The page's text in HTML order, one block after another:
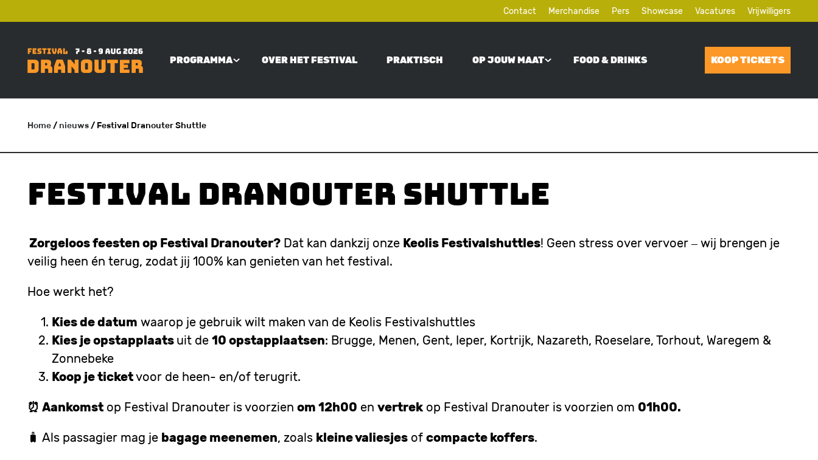
gaan
Contact Merchandise Pers Showcase Vacatures Vrijwilligers
PROGRAMMA OVER HET FESTIVAL PRAKTISCH OP JOUW MAAT FOOD & DRINKS KOOP TICKETS
KRUIMELPAD
Home/ nieuws/ Festival Dranouter Shuttle
Festival Dranouter Shuttle
Zorgeloos feesten op Festival Dranouter? Dat kan dankzij onze Keolis Festivalshuttles! Geen stress over vervoer – wij brengen je
veilig heen én terug, zodat jij 100% kan genieten van het festival.
Hoe werkt het?
Kies de datum waarop je gebruik wilt maken van de Keolis Festivalshuttles
Kies je opstapplaats uit de 10 opstapplaatsen: Brugge, Menen, Gent, Ieper, Kortrijk, Nazareth, Roeselare, Torhout, Waregem &
Zonnebeke
Koop je ticketvoor de heen- en/of terugrit.
⏰ Aankomst op Festival Dranouter is voorzien om 12h00 en vertrekop Festival Dranouter is voorzien om 01h00.
🧳 Als passagier mag je bagage meenemen, zoals kleine valiesjes of compacte koffers.